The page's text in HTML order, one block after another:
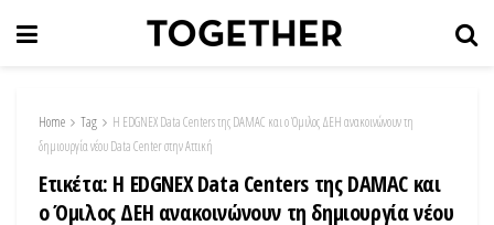
Home Tag
Η EDGNEX Data Centers της DAMAC και ο Όμιλος ΔΕΗ ανακοινώνουν τη
δημιουργία νέου Data Center στην Αττική
Ετικέτα: Η EDGNEX Data Centers της DAMAC και
ο Όμιλος ΔΕΗ ανακοινώνουν τη δημιουργία νέου